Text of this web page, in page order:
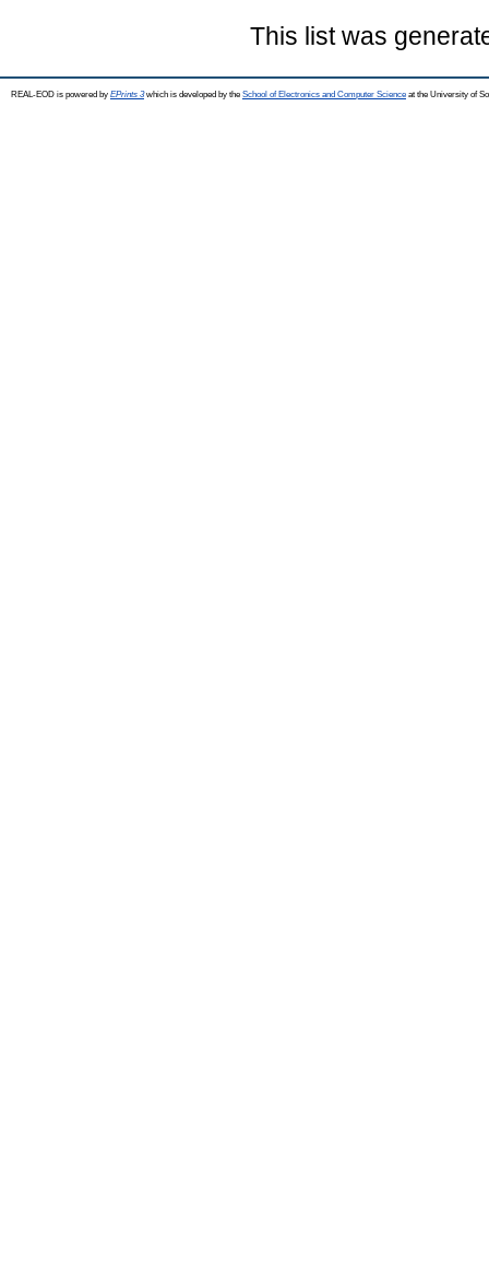
This list was
REAL-EOD is powered by EPrints 3which is developed by the School of Electronics and Computer Science at the University of